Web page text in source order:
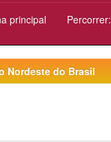
principal Percorrer:
Nordeste do Brasil